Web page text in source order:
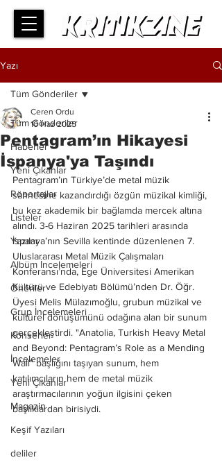
Yazı
Tüm Gönderiler
Haberler
Yeni Çıkanlar
Röportajlar
Listeler
Yazılar
Albüm İncelemeleri
Öneriler
Grup İncelemeleri
Konserler
İncelemeler
Yeni Çıkanlar
Magazin
Keşif Yazıları
deliler
Tüm Gönderiler
Pentagram’ın Hikayesi
İspanya'ya Taşındı
Ceren Ordu
10 Haz 2025
Pentagram’ın Türkiye’de metal müzik
sahnesine kazandırdığı özgün müzikal kimliği,
bu kez akademik bir bağlamda mercek altına
alındı. 3-6 Haziran 2025 tarihleri arasında
İspanya’nın Sevilla kentinde düzenlenen 7.
Uluslararası Metal Müzik Çalışmaları
Konferansı’nda, Ege Üniversitesi Amerikan
Kültürü ve Edebiyatı Bölümü’nden Dr. Öğr.
Üyesi Melis Mülazımoğlu, grubun müzikal ve
kültürel dönüşümünü odağına alan bir sunum
gerçekleştirdi. "Anatolia, Turkish Heavy Metal
and Beyond: Pentagram’s Role as a Mending
Wall" başlığını taşıyan sunum, hem
katılımcıların hem de metal müzik
araştırmacılarının yoğun ilgisini çeken
başlıklardan birisiydi.